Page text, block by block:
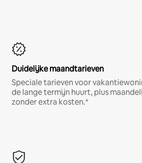
Duidelijke maandtarieven
Speciale tarieven voor
de lange termijn huurt, plus
zonder extra kosten.*